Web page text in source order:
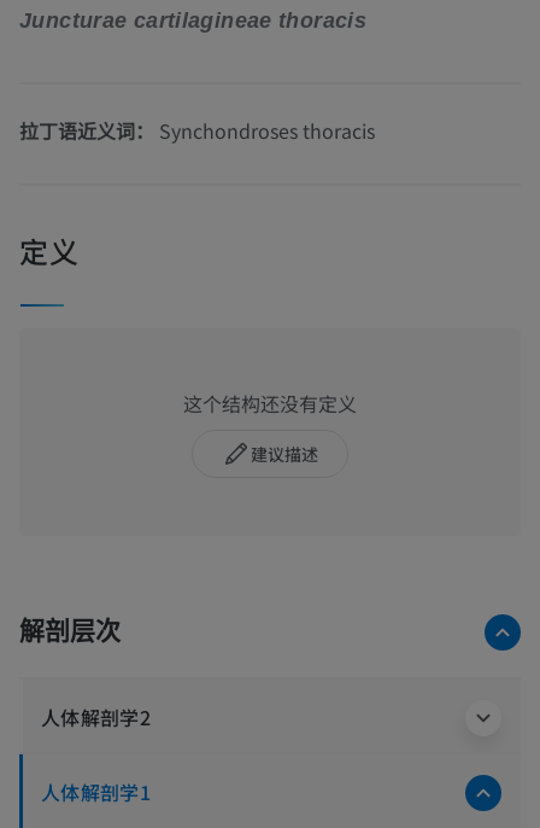
Juncturae cartilagineae thoracis
拉丁语近义词： Synchondroses thoracis
定义
这个结构还没有定义
建议描述
解剖层次
人体解剖学2
人体解剖学1